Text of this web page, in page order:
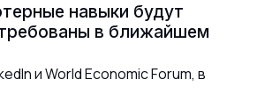
навыки будут
в ближайшем
и World Economic Forum, в